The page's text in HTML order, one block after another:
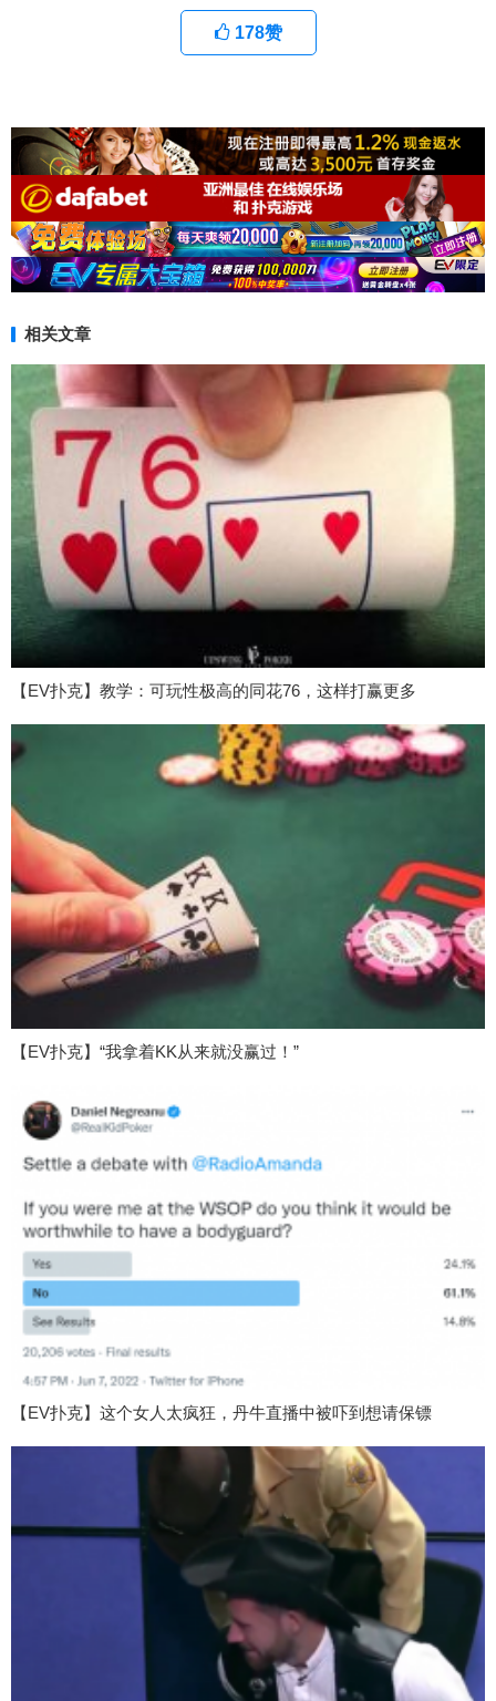
178赞
相关文章
【EV扑克】教学：可玩性极高的同花76，这样打赢更多
【EV扑克】“我拿着KK从来就没赢过！”
【EV扑克】这个女人太疯狂，丹牛直播中被吓到想请保镖